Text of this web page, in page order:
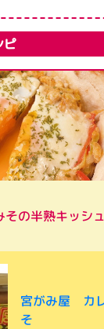
ピ
その半熟キッシ
宮がみ屋 カ
そ